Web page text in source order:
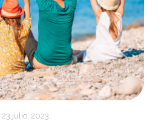
23 julio, 2023